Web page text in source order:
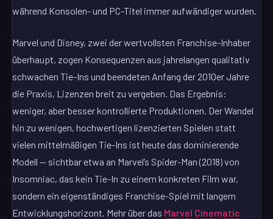
während Konsolen- und PC-Titel immer aufwändiger wurden.
Marvel und Disney, zwei der wertvollsten Franchise-Inhaber
überhaupt, zogen Konsequenzen aus jahrelangen qualitativ
schwachen Tie-Ins und beendeten Anfang der 2010er Jahre
die Praxis, Lizenzen breit zu vergeben. Das Ergebnis:
weniger, aber besser kontrollierte Produktionen. Der Wandel
hin zu wenigen, hochwertigen lizenzierten Spielen statt
vielen mittelmäßigen Tie-Ins ist heute das dominierende
Modell — sichtbar etwa an Marvel’s Spider-Man (2018) von
Insomniac, das kein Tie-In zu einem konkreten Film war,
sondern ein eigenständiges Franchise-Spiel mit langem
Entwicklungshorizont. Mehr über das Marvel Cinematic